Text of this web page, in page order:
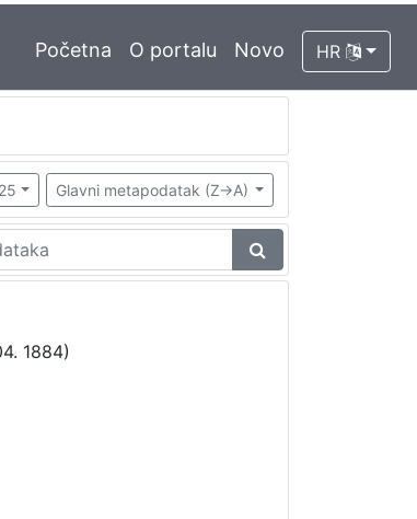
Početna O portalu Novo HR
Glavni metapodatak (Z->A)
1884)